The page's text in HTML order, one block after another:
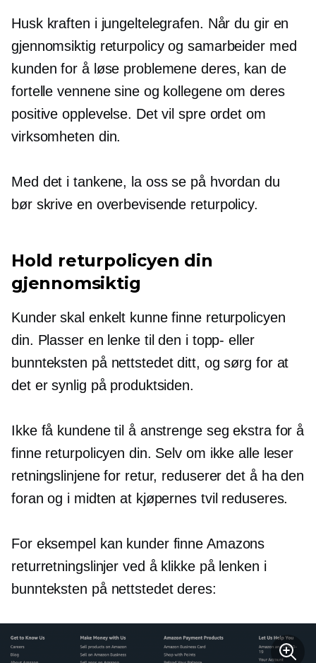
Husk kraften i jungeltelegrafen. Når du gir en
gjennomsiktig returpolicy og samarbeider med
kunden for å løse problemene deres, kan de
fortelle vennene sine og kollegene om deres
positive opplevelse. Det vil spre ordet om
virksomheten din.
Med det i tankene, la oss se på hvordan du
bør skrive en overbevisende returpolicy.
Hold returpolicyen din
gjennomsiktig
Kunder skal enkelt kunne finne returpolicyen
din. Plasser en lenke til den i topp- eller
bunnteksten på nettstedet ditt, og sørg for at
det er synlig på produktsiden.
Ikke få kundene til å anstrenge seg ekstra for å
finne returpolicyen din. Selv om ikke alle leser
retningslinjene for retur, reduserer det å ha den
foran og i midten at kjøpernes tvil reduseres.
For eksempel kan kunder finne Amazons
returretningslinjer ved å klikke på lenken i
bunnteksten på nettstedet deres: